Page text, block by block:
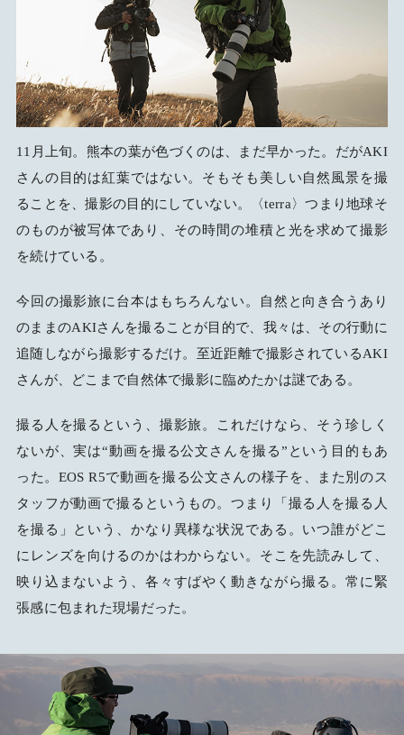
11月上旬。熊本の葉が色づくのは、まだ早かった。だがAKI
さんの目的は紅葉ではない。そもそも美しい自然風景を撮
ることを、撮影の目的にしていない。〈terra〉つまり地球そ
のものが被写体であり、その時間の堆積と光を求めて撮影
を続けている。
今回の撮影旅に台本はもちろんない。自然と向き合うあり
のままのAKIさんを撮ることが目的で、我々は、その行動に
追随しながら撮影するだけ。至近距離で撮影されているAKI
さんが、どこまで自然体で撮影に臨めたかは謎である。
撮る人を撮るという、撮影旅。これだけなら、そう珍しく
ないが、実は“動画を撮る公文さんを撮る”という目的もあ
った。EOS R5で動画を撮る公文さんの様子を、また別のス
タッフが動画で撮るというもの。つまり「撮る人を撮る人
を撮る」という、かなり異様な状況である。いつ誰がどこ
にレンズを向けるのかはわからない。そこを先読みして、
映り込まないよう、各々すばやく動きながら撮る。常に緊
張感に包まれた現場だった。